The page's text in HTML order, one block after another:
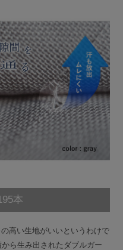
本
高い生地がいいというわけで
ら生み出されたダブルガー